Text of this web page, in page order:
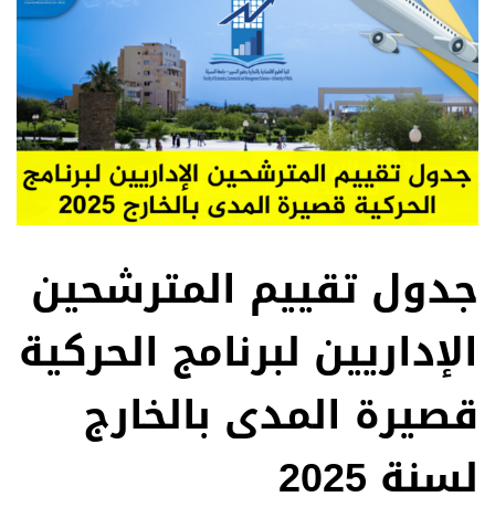
جدول تقييم المترشحين
الإداريين لبرنامج الحركية
قصيرة المدى بالخارج
لسنة 2025